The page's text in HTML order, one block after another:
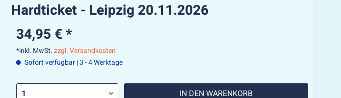
Hardticket - Leipzig 20.11.2026
34,95 € *
*inkl. MwSt.zzgl. Versandkosten
Sofort verfügbar | 3 - 4 Werktage
IN DEN WARENKORB